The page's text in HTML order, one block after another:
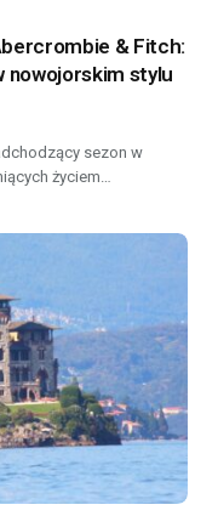
& Fitch:
nowojorskim stylu
sezon w
życiem…